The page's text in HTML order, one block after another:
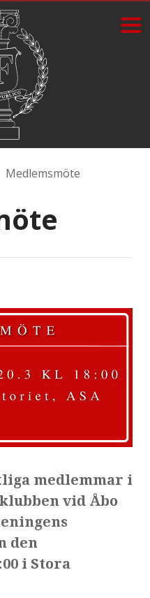
Medlemsmöte
medlemmar i
vid Åbo
den
i Stora